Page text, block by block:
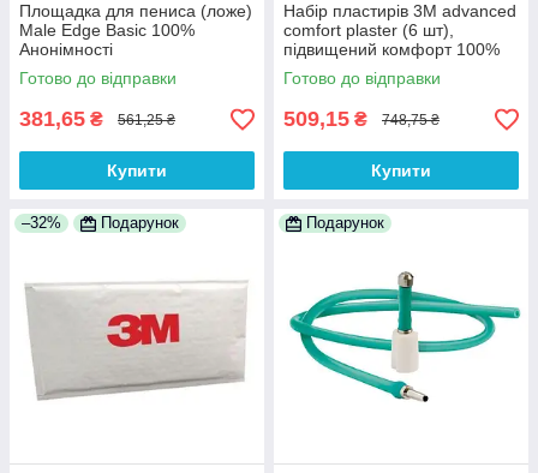
Площадка для пениса (ложе)
Male Edge Basic 100%
Анонімності
Готово до відправки
381,65 ₴ 561,25 ₴
Купити
Набір пластирів 3M advanced
comfort plaster (6 шт),
підвищений комфорт 100%
Анонімності
Готово до відправки
509,15 ₴ 748,75 ₴
Купити
–32% Подарунок Подарунок